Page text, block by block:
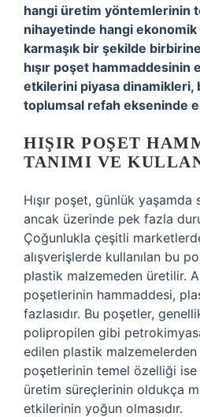
hangi üretim yöntemlerinin
nihayetinde hangi ekonomik
karmaşık bir şekilde birbirine
hışır poşet
etkilerini piyasa dinamikleri,
toplumsal refah ekseninde
HIŞIR POŞET
TANIMI VE
Hışır poşet, günlük yaşamda
ancak üzerinde pek fazla
Çoğunlukla çeşitli
alışverişlerde kullanılan bu
plastik malzemeden üretilir.
poşetlerinin hammaddesi,
fazlasıdır. Bu poşetler,
polipropilen gibi
edilen plastik malzemelerden
poşetlerinin temel özelliği
üretim süreçlerinin oldukça
etkilerinin yoğun olmasıdır.